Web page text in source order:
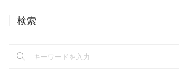
検索